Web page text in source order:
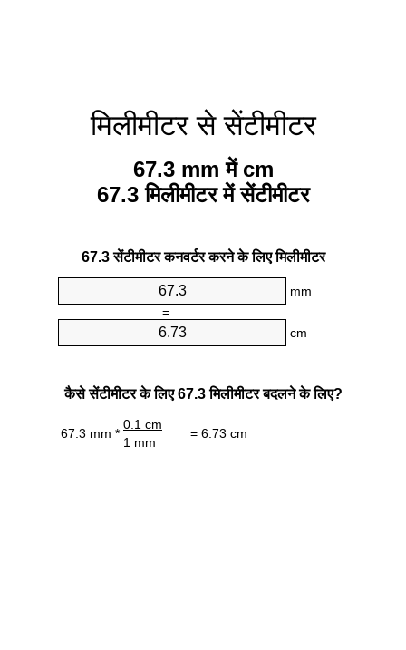
मिलीमीटर से सेंटीमीटर
67.3 mm में cm
67.3 मिलीमीटर में सेंटीमीटर
67.3 सेंटीमीटर कनवर्टर करने के लिए मिलीमीटर
mm
=
cm
कैसे सेंटीमीटर के लिए 67.3 मिलीमीटर बदलने के लिए?
67.3 mm *
0.1 cm
= 6.73 cm
1 mm